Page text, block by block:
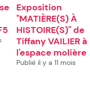
Exposition
"MATIÈRE(S) À
HISTOIRE(S)" de
Tiffany VAILIER à
l'espace molière
Publié il y a 11 mois